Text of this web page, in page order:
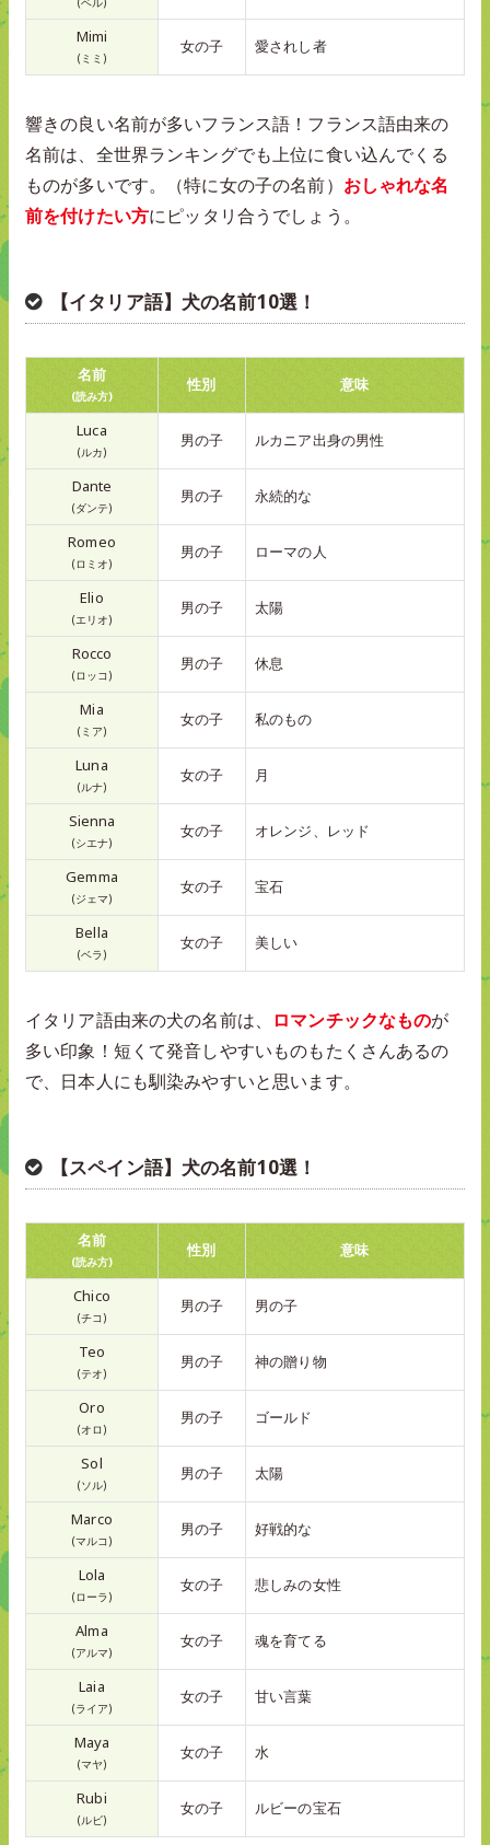
Mimi
(ミミ)
女の子 愛されし者
響きの良い名前が多いフランス語！フランス語由来の
名前は、全世界ランキングでも上位に食い込んでくる
ものが多いです。（特に女の子の名前） おしゃれな名
前を付けたい方にピッタリ合うでしょう。
【イタリア語】犬の名前10選！
名前
(読み方)
性別 意味
Luca
(ルカ)
男の子 ルカニア出身の男性
Dante
(ダンテ)
男の子 永続的な
Romeo
(ロミオ)
男の子 ローマの人
Elio
(エリオ)
男の子 太陽
Rocco
(ロッコ)
男の子 休息
Mia
(ミア)
女の子 私のもの
Luna
(ルナ)
女の子 月
Sienna
(シエナ)
女の子 オレンジ、レッド
Gemma
(ジェマ)
女の子 宝石
Bella
(ベラ)
女の子 美しい
イタリア語由来の犬の名前は、 ロマンチックなものが
多い印象！短くて発音しやすいものもたくさんあるの
で、日本人にも馴染みやすいと思います。
【スペイン語】犬の名前10選！
名前
(読み方)
性別 意味
Chico
(チコ)
男の子 男の子
Teo
(テオ)
男の子 神の贈り物
Oro
(オロ)
男の子 ゴールド
Sol
(ソル)
男の子 太陽
Marco
(マルコ)
男の子 好戦的な
Lola
(ローラ)
女の子 悲しみの女性
Alma
(アルマ)
女の子 魂を育てる
Laia
(ライア)
女の子 甘い言葉
Maya
(マヤ)
女の子 水
Rubi
(ルビ)
女の子 ルビーの宝石